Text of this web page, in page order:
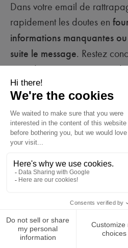
Dans votre email de
rapidement les doutes en
informations manquantes
suite le message. Restez
« perdre » votre
04 Donner la
poser des
Même après modification, il
destinataire soit toujours
de votre message. Pour
faites-lui savoir en fin de
disponible pour répondre